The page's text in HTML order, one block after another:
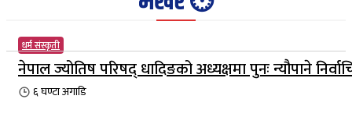
धर्म संस्कृती
नेपाल ज्योतिष परिषद् धादिङको अध्यक्षमा पुनः न्यौपाने
६ घण्टाअगाडि